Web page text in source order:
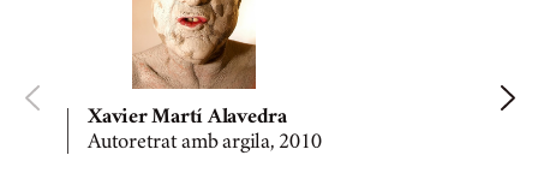
Xavier Martí Alavedra
Autoretrat amb argila, 2010